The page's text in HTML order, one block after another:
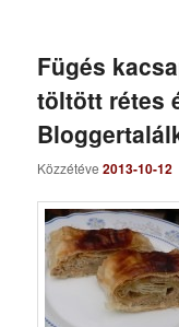
Fügés
töltött rétes
Közzétéve2013-10-12